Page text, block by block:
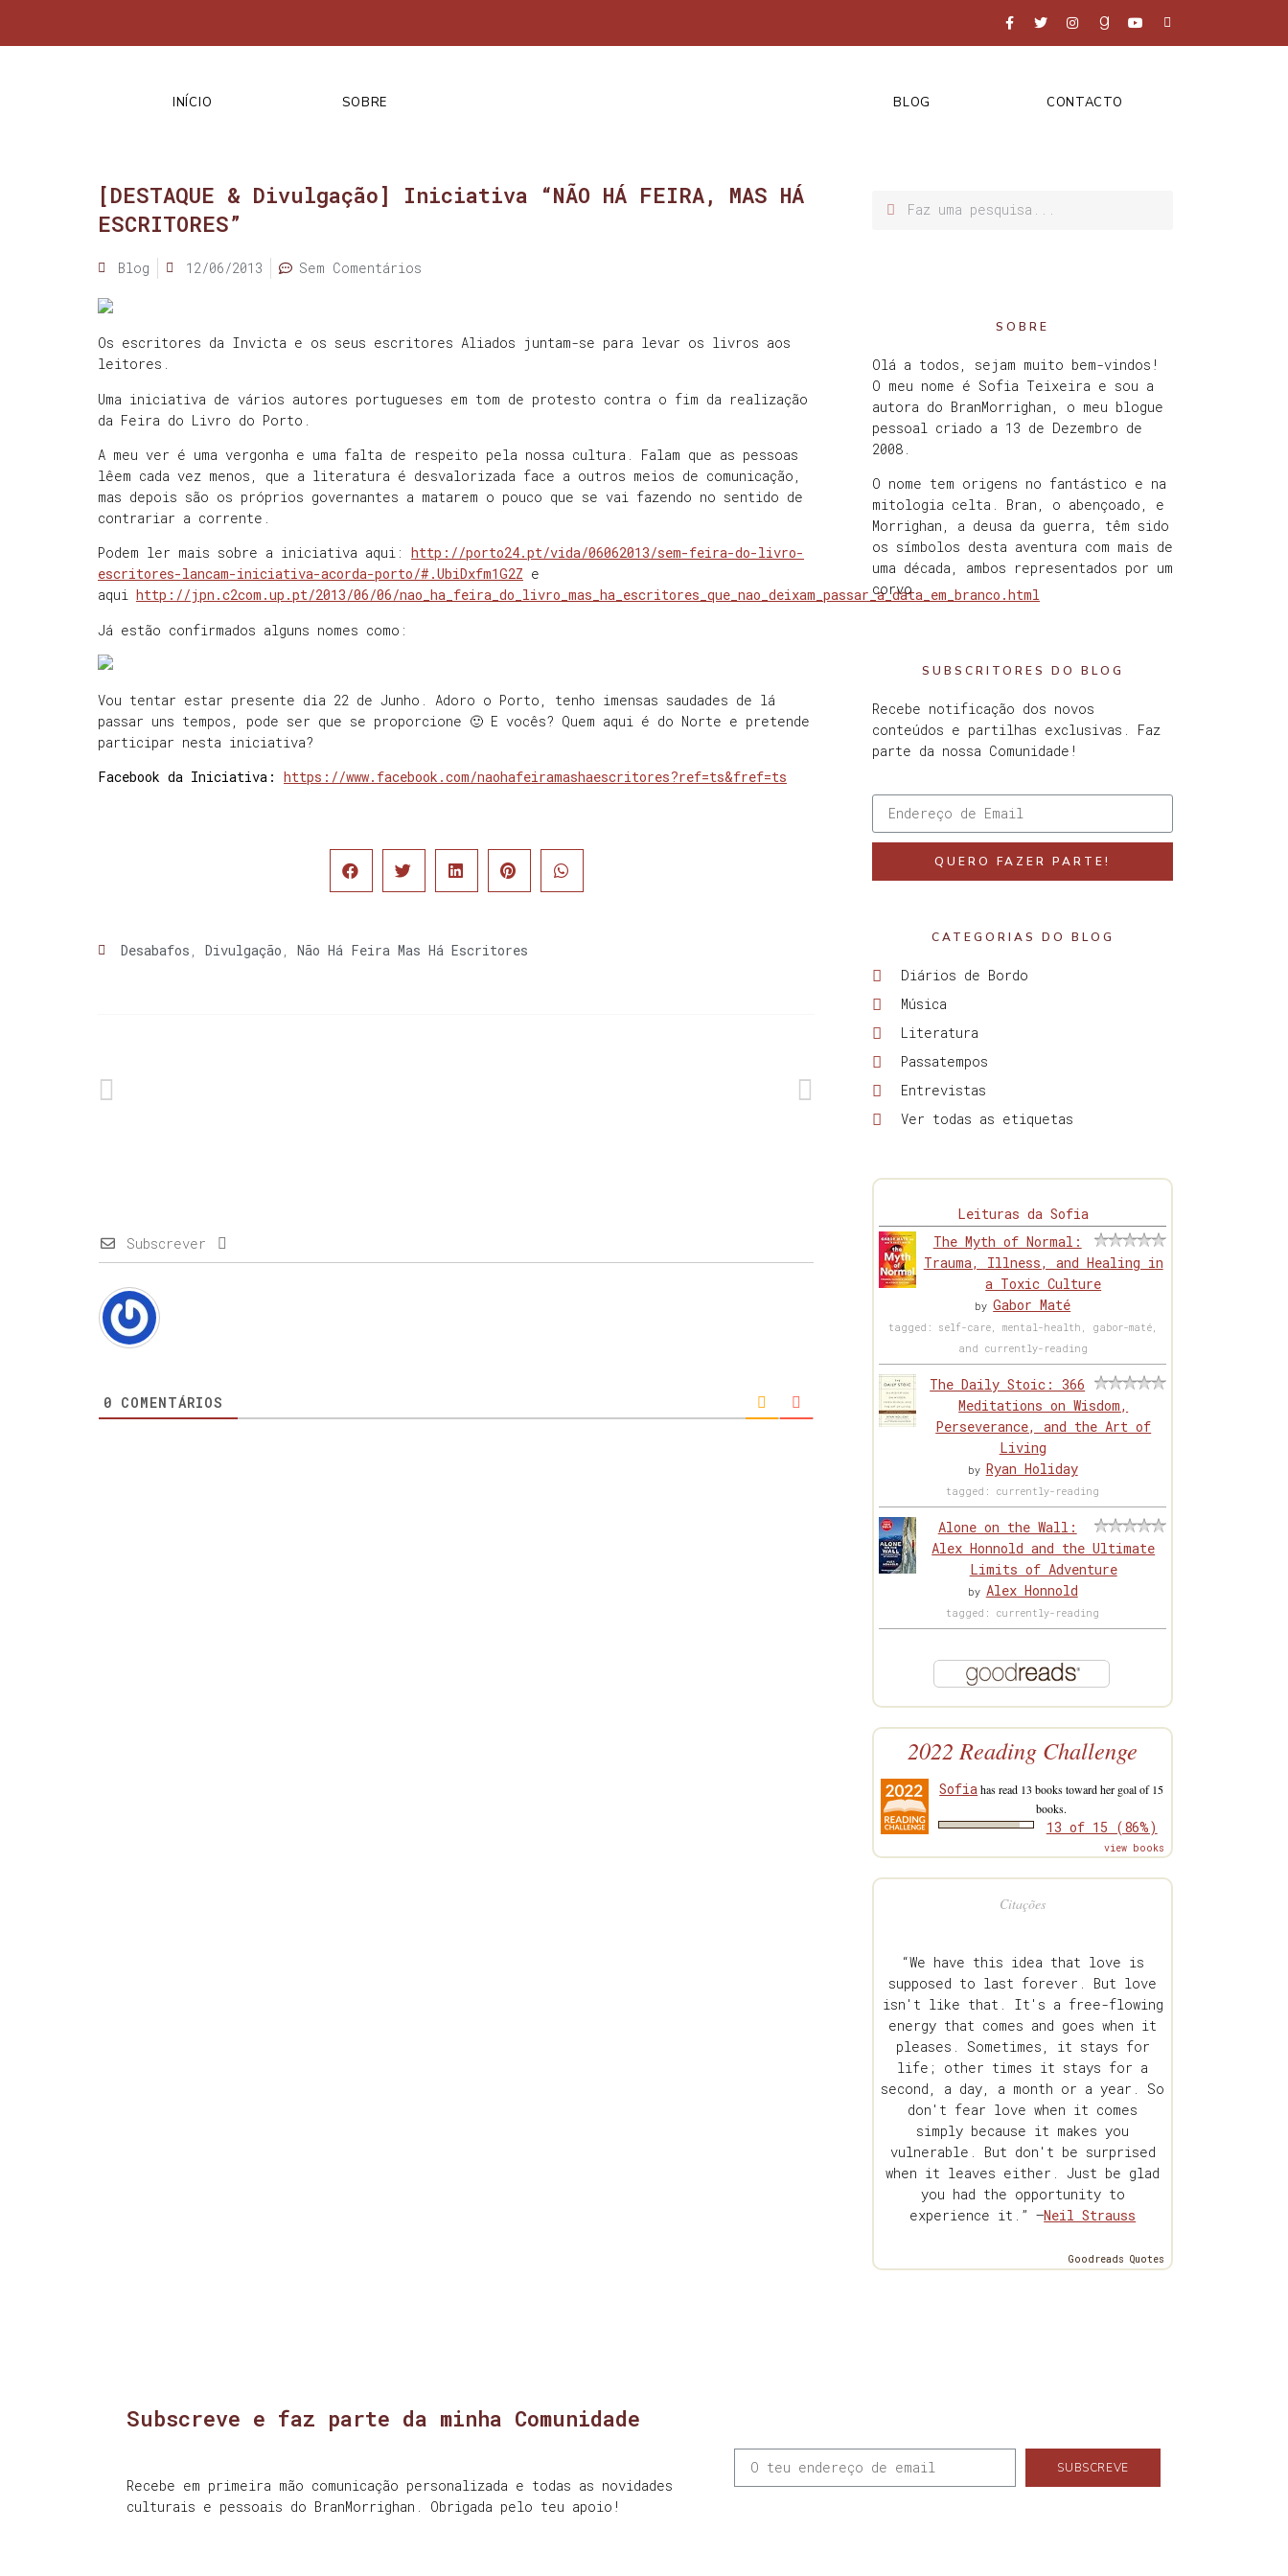
INÍCIO SOBRE BLOG CONTACTO
[DESTAQUE & Divulgação] Iniciativa “NÃO HÁ FEIRA, MAS HÁ
ESCRITORES”
Blog 12/06/2013 Sem Comentários
Os escritores da Invicta e os seus escritores Aliados juntam-se para levar os livros aos
leitores.
Uma iniciativa de vários autores portugueses em tom de protesto contra o fim da realização
da Feira do Livro do Porto.
A meu ver é uma vergonha e uma falta de respeito pela nossa cultura. Falam que as pessoas
lêem cada vez menos, que a literatura é desvalorizada face a outros meios de comunicação,
mas depois são os próprios governantes a matarem o pouco que se vai fazendo no sentido de
contrariar a corrente.
Podem ler mais sobre a iniciativa aqui: http://porto24.pt/vida/06062013/sem-feira-do-livro-
escritores-lancam-iniciativa-acorda-porto/#.UbiDxfm1G2Z e
aqui http://jpn.c2com.up.pt/2013/06/06/nao_ha_feira_do_livro_mas_ha_escritores_que_nao_deixam_passar_a_data_em_branco.html
Já estão confirmados alguns nomes como:
Vou tentar estar presente dia 22 de Junho. Adoro o Porto, tenho imensas saudades de lá
passar uns tempos, pode ser que se proporcione 🙂 E vocês? Quem aqui é do Norte e pretende
participar nesta iniciativa?
Facebook da Iniciativa: https://www.facebook.com/naohafeiramashaescritores?ref=ts&fref=ts
Desabafos , Divulgação , Não Há Feira Mas Há Escritores
Subscrever
0 COMENTÁRIOS
SOBRE
Olá a todos, sejam muito bem-vindos!
O meu nome é Sofia Teixeira e sou a
autora do BranMorrighan, o meu blogue
pessoal criado a 13 de Dezembro de
2008.
O nome tem origens no fantástico e na
mitologia celta. Bran, o abençoado, e
Morrighan, a deusa da guerra, têm sido
os símbolos desta aventura com mais de
uma década, ambos representados por um
corvo.
SUBSCRITORES DO BLOG
Recebe notificação dos novos
conteúdos e partilhas exclusivas. Faz
parte da nossa Comunidade!
QUERO FAZER PARTE!
CATEGORIAS DO BLOG
Diários de Bordo
Música
Literatura
Passatempos
Entrevistas
Ver todas as etiquetas
Leituras da Sofia
The Myth of Normal:
Trauma, Illness, and Healing in
a Toxic Culture
byGabor Maté
tagged: self-care, mental-health, gabor-maté,
and currently-reading
The Daily Stoic: 366
Meditations on Wisdom,
Perseverance, and the Art of
Living
by Ryan Holiday
tagged: currently-reading
Alone on the Wall:
Alex Honnold and the Ultimate
Limits of Adventure
by Alex Honnold
tagged: currently-reading
2022 Reading Challenge
Sofiahas read 13 books toward her goal of 15
books.
13 of 15 (86%)
view books
Citações
“We have this idea that love is
supposed to last forever. But love
isn't like that. It's a free-flowing
energy that comes and goes when it
pleases. Sometimes, it stays for
life; other times it stays for a
second, a day, a month or a year. So
don't fear love when it comes
simply because it makes you
vulnerable. But don't be surprised
when it leaves either. Just be glad
you had the opportunity to
experience it.” —Neil Strauss
Goodreads Quotes
Subscreve e faz parte da minha Comunidade
Recebe em primeira mão comunicação personalizada e todas as novidades
culturais e pessoais do BranMorrighan. Obrigada pelo teu apoio!
SUBSCREVE